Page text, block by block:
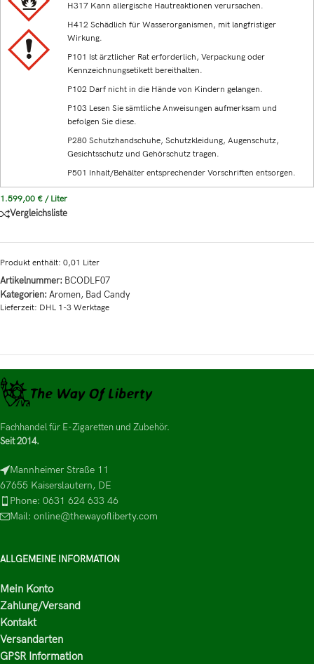
H317 Kann allergische Hautreaktionen verursachen.
H412 Schädlich für Wasserorganismen, mit langfristiger
Wirkung.
P101 Ist ärztlicher Rat erforderlich, Verpackung oder
Kennzeichnungsetikett bereithalten.
P102 Darf nicht in die Hände von Kindern gelangen.
P103 Lesen Sie sämtliche Anweisungen aufmerksam und
befolgen Sie diese.
P280 Schutzhandschuhe, Schutzkleidung, Augenschutz,
Gesichtsschutz und Gehörschutz tragen.
P501 Inhalt/Behälter entsprechender Vorschriften entsorgen.
1.599,00 € / Liter
Vergleichsliste
Produkt enthält: 0,01 Liter
Artikelnummer: BCODLF07
Kategorien: Aromen, Bad Candy
Lieferzeit: DHL 1-3 Werktage
Fachhandel für E-Zigaretten und Zubehör.
Seit 2014.
Mannheimer Straße 11
67655 Kaiserslautern, DE
Phone: 0631 624 633 46
Mail: online@thewayofliberty.com
ALLGEMEINE INFORMATION
Mein Konto
Zahlung/Versand
Kontakt
Versandarten
GPSR Information